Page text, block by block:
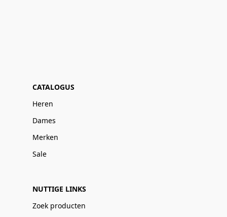
CATALOGUS
Heren
Dames
Merken
Sale
NUTTIGE LINKS
Zoek producten